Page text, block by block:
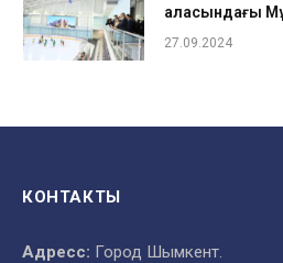
қаласындағы
27.09.2024
КОНТАКТЫ
Адресс: Город Шымкент.